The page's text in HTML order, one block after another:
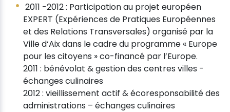
2011 -2012 : Participation au projet européen
EXPERT (Expériences de Pratiques Européennes
et des Relations Transversales) organisé par la
Ville d‘Aix dans le cadre du programme « Europe
pour les citoyens » co-financé par l’Europe.
2011 : bénévolat & gestion des centres villes -
échanges culinaires
2012 : vieillissement actif & écoresponsabilité des
administrations – échanges culinaires